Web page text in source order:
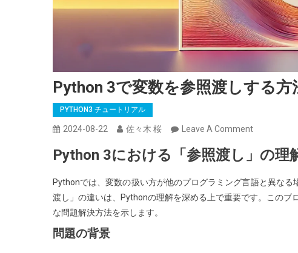
Python 3で変数を参照渡しする方
PYTHON3 チュートリアル
2024-08-22 佐々木 桜 Leave A CommentOn
変
数
Python 3における「参照渡し」の理
Pythonでは、変数の扱い方が他のプログラミング言語と異な
渡し」の違いは、Pythonの理解を深める上で重要です。この
な問題解決方法を示します。
問題の背景